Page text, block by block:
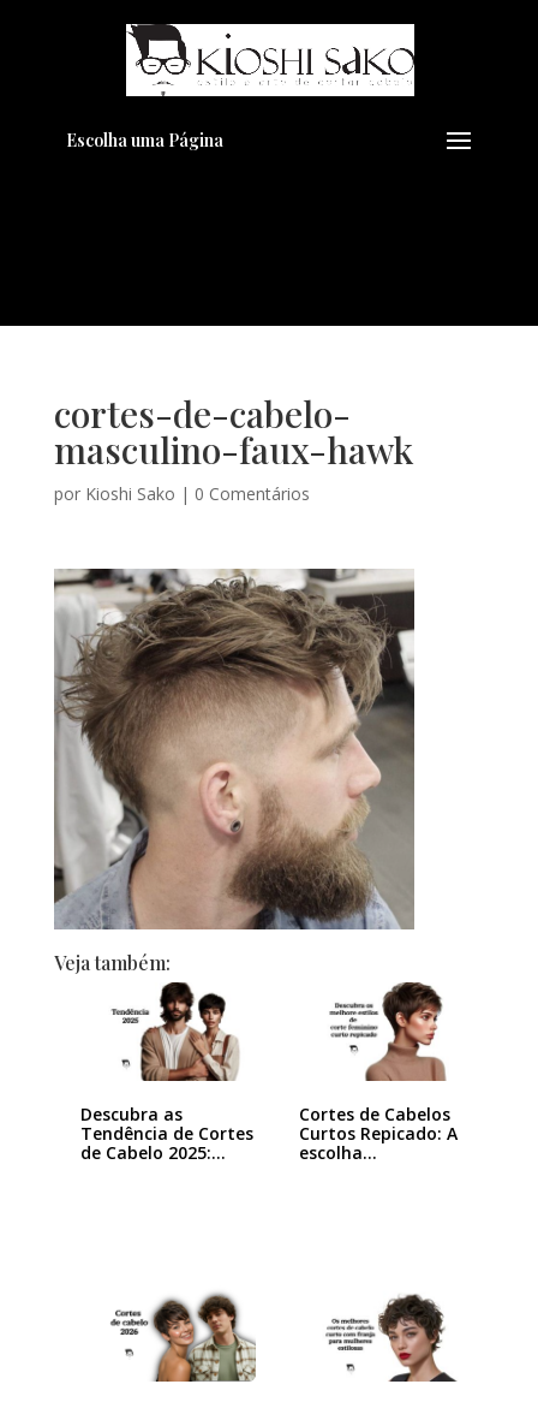
Escolha uma Página
cortes-de-cabelo-
masculino-faux-hawk
por Kioshi Sako | 0 Comentários
Veja também:
Descubra as
Tendência de Cortes
de Cabelo 2025:…
Cortes de Cabelos
Curtos Repicado: A
escolha…
Pensando em transformar seu
Visual??